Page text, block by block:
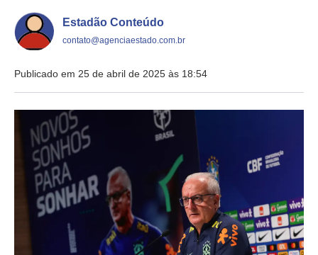
Estadão Conteúdo
contato@agenciaestado.com.br
Publicado em 25 de abril de 2025 às 18:54